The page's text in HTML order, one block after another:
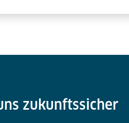
zukunftssicher